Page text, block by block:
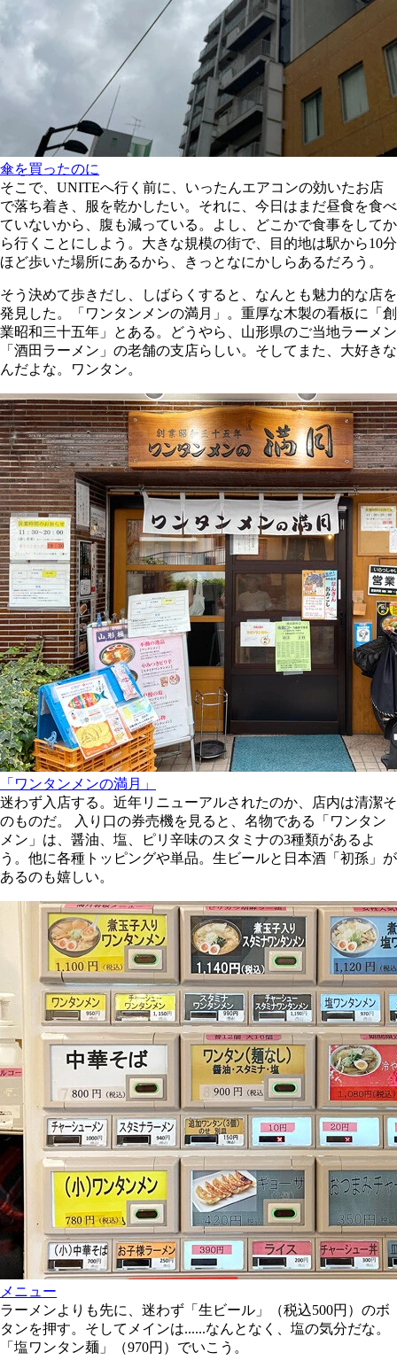
傘を買ったのに
そこで、UNITEへ行く前に、いったんエアコンの効いたお店
で落ち着き、服を乾かしたい。それに、今日はまだ昼食を食べ
ていないから、腹も減っている。よし、どこかで食事をしてか
ら行くことにしよう。大きな規模の街で、目的地は駅から10分
ほど歩いた場所にあるから、きっとなにかしらあるだろう。
そう決めて歩きだし、しばらくすると、なんとも魅力的な店を
発見した。「ワンタンメンの満月」。重厚な木製の看板に「創
業昭和三十五年」とある。どうやら、山形県のご当地ラーメン
「酒田ラーメン」の老舗の支店らしい。そしてまた、大好きな
んだよな。ワンタン。
「ワンタンメンの満月」
迷わず入店する。近年リニューアルされたのか、店内は清潔そ
のものだ。 入り口の券売機を見ると、名物である「ワンタン
メン」は、醤油、塩、ピリ辛味のスタミナの3種類があるよ
う。他に各種トッピングや単品。生ビールと日本酒「初孫」が
あるのも嬉しい。
メニュー
ラーメンよりも先に、迷わず「生ビール」（税込500円）のボ
タンを押す。そしてメインは......なんとなく、塩の気分だな。
「塩ワンタン麺」（970円）でいこう。